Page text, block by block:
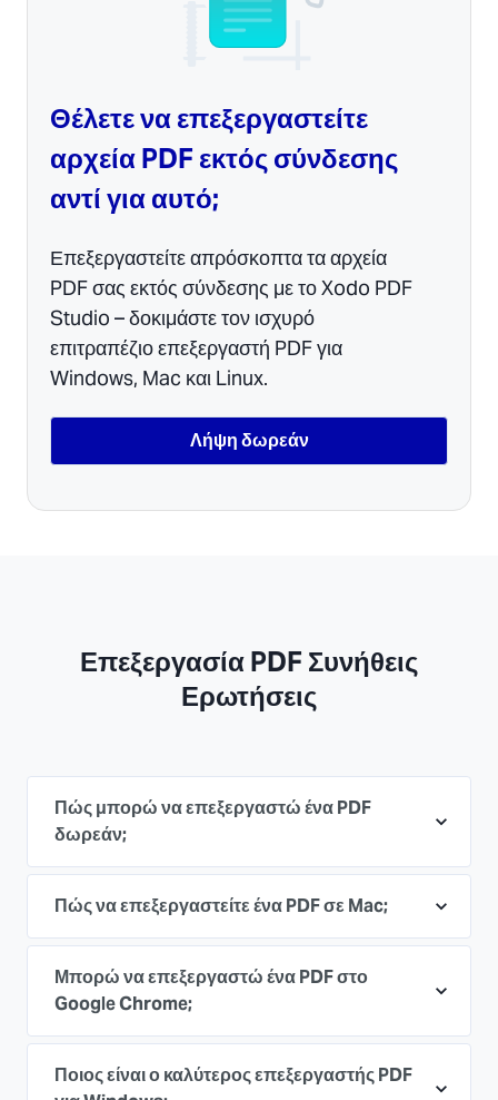
Θέλετε να επεξεργαστείτε
αρχεία PDF εκτός σύνδεσης
αντί για αυτό;
Επεξεργαστείτε απρόσκοπτα τα αρχεία
PDF σας εκτός σύνδεσης με το Xodo PDF
Studio – δοκιμάστε τον ισχυρό
επιτραπέζιο επεξεργαστή PDF για
Windows, Mac και Linux.
Λήψη δωρεάν
Επεξεργασία PDF Συνήθεις
Ερωτήσεις
Πώς μπορώ να επεξεργαστώ ένα PDF
δωρεάν;
Πώς να επεξεργαστείτε ένα PDF σε Mac;
Μπορώ να επεξεργαστώ ένα PDF στο
Google Chrome;
Ποιος είναι ο καλύτερος επεξεργαστής PDF